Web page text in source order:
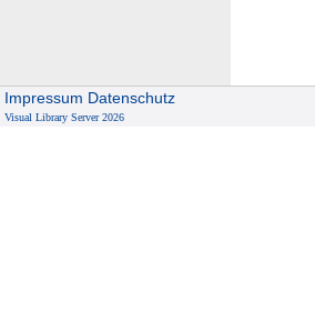
Impressum Datenschutz
Visual Library Server 2026